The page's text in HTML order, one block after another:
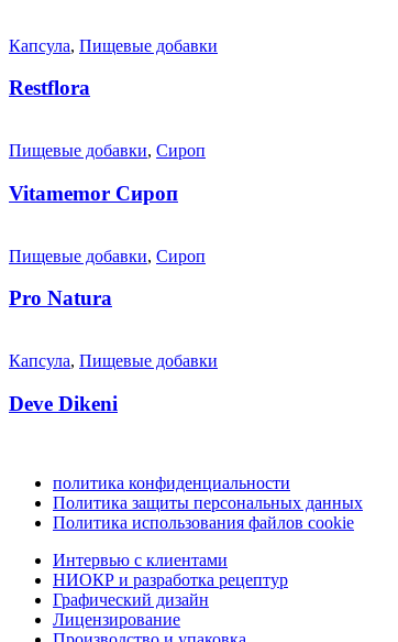
Капсула, Пищевые добавки
Restflora
Пищевые добавки, Сироп
Vitamemor Сироп
Пищевые добавки, Сироп
Pro Natura
Капсула, Пищевые добавки
Deve Dikeni
политика конфиденциальности
Политика защиты персональных данных
Политика использования файлов cookie
Интервью с клиентами
НИОКР и разработка рецептур
Графический дизайн
Лицензирование